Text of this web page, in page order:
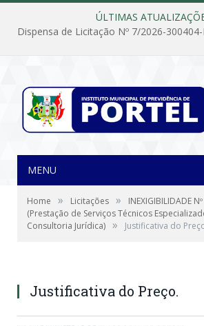
ÚLTIMAS
MENU
Home » Licitações »
INEXIGIBILIDADE
(Prestação de Serviços Técnicos
Consultoria Jurídica) » Justificativa do
Justificativa do Preço.